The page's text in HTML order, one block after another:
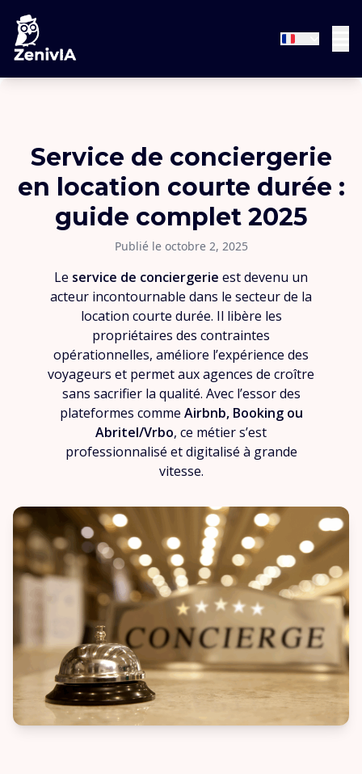
Service de conciergerie
en location courte durée :
guide complet 2025
Publié le octobre 2, 2025
Le service de conciergerie est devenu un
acteur incontournable dans le secteur de la
location courte durée. Il libère les
propriétaires des contraintes
opérationnelles, améliore l’expérience des
voyageurs et permet aux agences de croître
sans sacrifier la qualité. Avec l’essor des
plateformes comme Airbnb, Booking ou
Abritel/Vrbo, ce métier s’est
professionnalisé et digitalisé à grande
vitesse.